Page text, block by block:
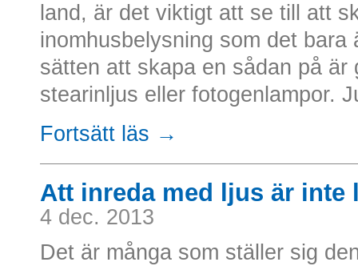
land, är det viktigt att se till att
inomhusbelysning som det
sätten att skapa en sådan på är
stearinljus eller fotogenlampor.
Fortsätt läs →
Att inreda med ljus är inte
4 dec. 2013
Det är många som ställer sig